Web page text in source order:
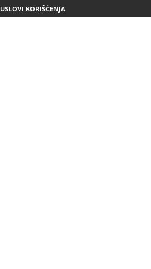
USLOVI KORIŠĆENJA